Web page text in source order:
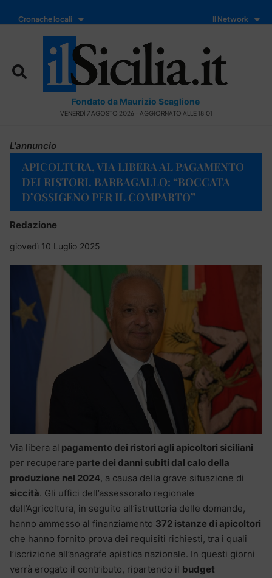
Cronache locali Il Network
Fondato da Maurizio Scaglione
VENERDÌ 7 AGOSTO 2026 - AGGIORNATO ALLE 18:01
L'annuncio
APICOLTURA, VIA LIBERA AL PAGAMENTO
DEI RISTORI. BARBAGALLO: “BOCCATA
D’OSSIGENO PER IL COMPARTO”
Redazione
giovedì 10 Luglio 2025
Via libera al pagamento dei ristori agli apicoltori siciliani
per recuperare parte dei danni subiti dal calo della
produzione nel 2024, a causa della grave situazione di
siccità. Gli uffici dell’assessorato regionale
dell’Agricoltura, in seguito all’istruttoria delle domande,
hanno ammesso al finanziamento 372 istanze di apicoltori
che hanno fornito prova dei requisiti richiesti, tra i quali
l’iscrizione all’anagrafe apistica nazionale. In questi giorni
verrà erogato il contributo, ripartendo il budget